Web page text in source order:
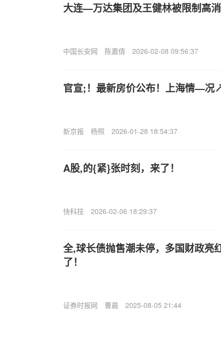
大连—万达集团及王健林被限制高
中国长安网 陈嘉倩 2026-02-08 09:56:37
官宣;！最新房价公布！上海情—
新京报 杨照 2026-01-28 18:54:37
A股,的{紧}张时刻，来了！
快科技 2026-02-06 18:29:37
全,球长债抛售潮未停，多国财政亮
了！
证券时报网 曹晨 2025-08-05 21:44